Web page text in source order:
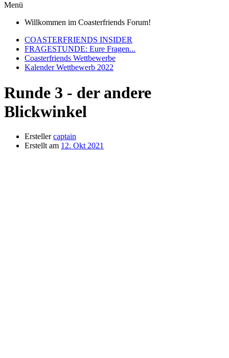
Menü
Willkommen im Coasterfriends Forum!
COASTERFRIENDS INSIDER
FRAGESTUNDE: Eure Fragen...
Coasterfriends Wettbewerbe
Kalender Wettbewerb 2022
Runde 3 - der andere
Blickwinkel
Ersteller captain
Erstellt am 12. Okt 2021